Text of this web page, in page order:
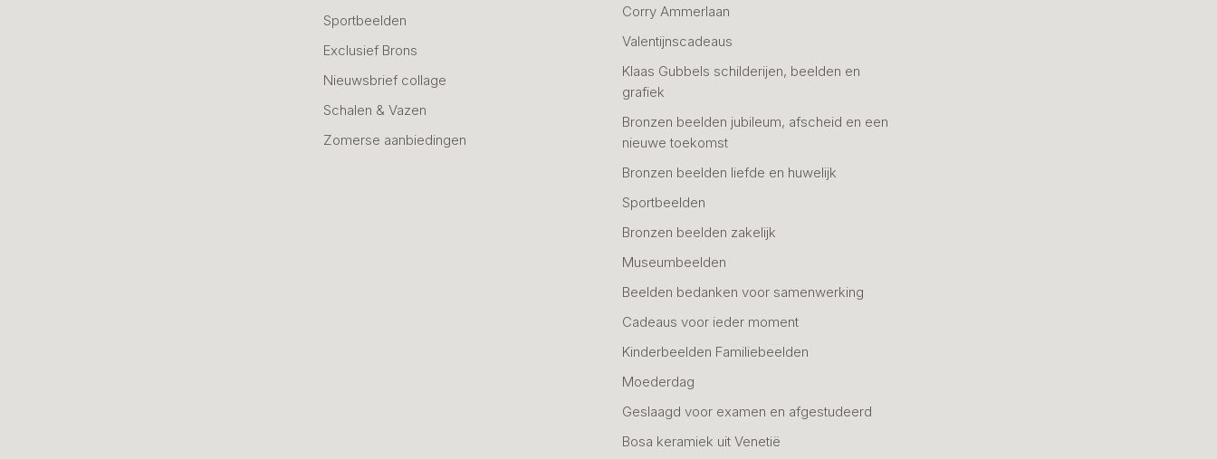
Sportbeelden
Exclusief Brons
Nieuwsbrief collage
Schalen & Vazen
Zomerse aanbiedingen
Corry Ammerlaan
Valentijnscadeaus
Klaas Gubbels schilderijen, beelden en
grafiek
Bronzen beelden jubileum, afscheid en een
nieuwe toekomst
Bronzen beelden liefde en huwelijk
Sportbeelden
Bronzen beelden zakelijk
Museumbeelden
Beelden bedanken voor samenwerking
Cadeaus voor ieder moment
Kinderbeelden Familiebeelden
Moederdag
Geslaagd voor examen en afgestudeerd
Bosa keramiek uit Venetië